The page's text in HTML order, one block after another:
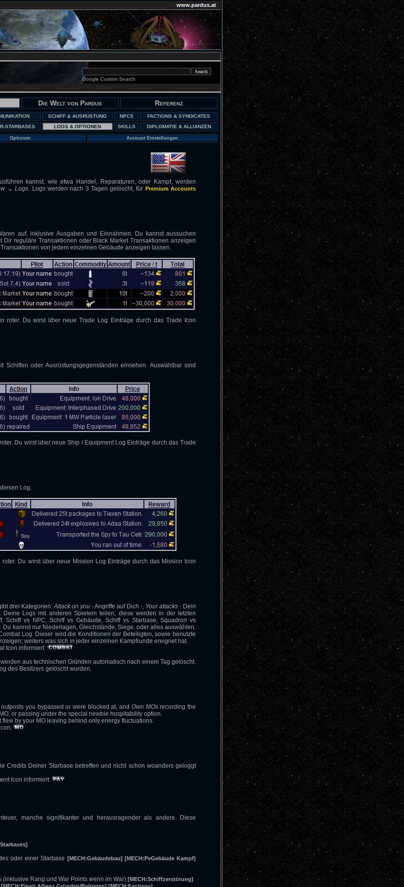
www.pardus.at
Google Custom Search
Die Welt von Pardus Referenz
SCHIFF & AUSRÜSTUNG NPCS
FACTIONS & SYNDICATES
STARBASES LOGS & OPTIONEN SKILLS DIPLOMATIE & ALLIANZEN
Optionen Account Einstellungen
kannst, wie etwa Handel, Reparaturen, oder Kampf, werden
→ Logs. Logs werden nach 3 Tagen gelöscht, für Premium Accounts
auf, inklusive Ausgaben und Einnahmen. Du kannst aussuchen
reguläre Transaktionen oder Black Market Transaktionen anzeigen
von jedem einzelnen Gebäude anzeigen lassen.
roter. Du wirst über neue Trade Log Einträge durch das Trade Icon
oder Ausrüstungsgegenständen einsehen. Auswählbar sind
Du wirst über neue Ship / Equipment Log Einträge durch das Trade
Log.
Du wirst über neue Mission Log Einträge durch das Mission Icon
drei Kategorien:Attack on you - Angriffe auf Dich -, Your attacks - Dein
Logs mit anderen Spielern teilen; diese werden in der letzten
Schiff vs NPC, Schiff vs Gebäude, Schiff vs Starbase, Squadron vs
kannst nur Niederlagen, Gleichstände, Siege, oder alles auswählen.
Log. Dieser wird die Konditionen der Beteiligten, sowie benutzte
weiters was sich in jeder einzelnen Kampfrunde ereignet hat.
Icon informiert:
aus technischen Gründen automatisch nach einem Tag gelöscht.
des Besitzers gelöscht wurden.
you bypassed or were blocked at, and Own MOsrecording the
or passing under the special newbie hospitability option.
by your MO leaving behind only energy fluctuations.
Credits Deiner Starbase betreffen und nicht schon woanders geloggt
Icon informiert:
manche signifikanter und herausragender als andere. Diese
oder einer Starbase [MECH:Gebäudebau] [MECH:PvGebäude Kampf]
Rang und War Points wenn im War) [MECH:Schiffzerstörung]